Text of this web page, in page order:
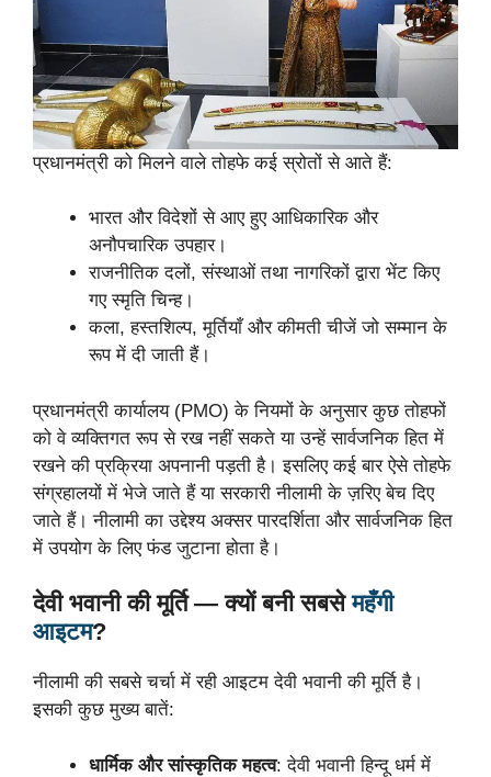
प्रधानमंत्री को मिलने वाले तोहफे कई स्रोतों से आते हैं:
भारत और विदेशों से आए हुए आधिकारिक और
अनौपचारिक उपहार।
राजनीतिक दलों, संस्थाओं तथा नागरिकों द्वारा भेंट किए
गए स्मृति चिन्ह।
कला, हस्तशिल्प, मूर्तियाँ और कीमती चीजें जो सम्मान के
रूप में दी जाती हैं।
प्रधानमंत्री कार्यालय (PMO) के नियमों के अनुसार कुछ तोहफों
को वे व्यक्तिगत रूप से रख नहीं सकते या उन्हें सार्वजनिक हित में
रखने की प्रक्रिया अपनानी पड़ती है। इसलिए कई बार ऐसे तोहफे
संग्रहालयों में भेजे जाते हैं या सरकारी नीलामी के ज़रिए बेच दिए
जाते हैं। नीलामी का उद्देश्य अक्सर पारदर्शिता और सार्वजनिक हित
में उपयोग के लिए फंड जुटाना होता है।
देवी भवानी की मूर्ति — क्यों बनी सबसेमहँगी
आइटम?
नीलामी की सबसे चर्चा में रही आइटम देवी भवानी की मूर्ति है।
इसकी कुछ मुख्य बातें:
धार्मिक और सांस्कृतिक महत्व: देवी भवानी हिन्दू धर्म में